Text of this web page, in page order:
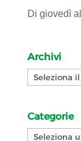
Di giovedì
Archivi
Archivi
Categorie
Categorie